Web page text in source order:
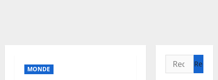
MONDE
Rechercher :